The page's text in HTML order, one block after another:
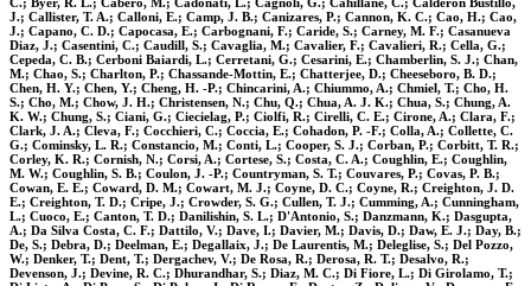
C.; Byer, R. L.; Cabero, M.; Cadonati, L.; Cagnoli, G.; Cahillane, C.; Calderon Bustillo,
J.; Callister, T. A.; Calloni, E.; Camp, J. B.; Canizares, P.; Cannon, K. C.; Cao, H.; Cao,
J.; Capano, C. D.; Capocasa, E.; Carbognani, F.; Caride, S.; Carney, M. F.; Casanueva
Diaz, J.; Casentini, C.; Caudill, S.; Cavaglia, M.; Cavalier, F.; Cavalieri, R.; Cella, G.;
Cepeda, C. B.; Cerboni Baiardi, L.; Cerretani, G.; Cesarini, E.; Chamberlin, S. J.; Chan,
M.; Chao, S.; Charlton, P.; Chassande-Mottin, E.; Chatterjee, D.; Cheeseboro, B. D.;
Chen, H. Y.; Chen, Y.; Cheng, H. -P.; Chincarini, A.; Chiummo, A.; Chmiel, T.; Cho, H.
S.; Cho, M.; Chow, J. H.; Christensen, N.; Chu, Q.; Chua, A. J. K.; Chua, S.; Chung, A.
K. W.; Chung, S.; Ciani, G.; Ciecielag, P.; Ciolfi, R.; Cirelli, C. E.; Cirone, A.; Clara, F.;
Clark, J. A.; Cleva, F.; Cocchieri, C.; Coccia, E.; Cohadon, P. -F.; Colla, A.; Collette, C.
G.; Cominsky, L. R.; Constancio, M.; Conti, L.; Cooper, S. J.; Corban, P.; Corbitt, T. R.;
Corley, K. R.; Cornish, N.; Corsi, A.; Cortese, S.; Costa, C. A.; Coughlin, E.; Coughlin,
M. W.; Coughlin, S. B.; Coulon, J. -P.; Countryman, S. T.; Couvares, P.; Covas, P. B.;
Cowan, E. E.; Coward, D. M.; Cowart, M. J.; Coyne, D. C.; Coyne, R.; Creighton, J. D.
E.; Creighton, T. D.; Cripe, J.; Crowder, S. G.; Cullen, T. J.; Cumming, A.; Cunningham,
L.; Cuoco, E.; Canton, T. D.; Danilishin, S. L.; D'Antonio, S.; Danzmann, K.; Dasgupta,
A.; Da Silva Costa, C. F.; Dattilo, V.; Dave, I.; Davier, M.; Davis, D.; Daw, E. J.; Day, B.;
De, S.; Debra, D.; Deelman, E.; Degallaix, J.; De Laurentis, M.; Deleglise, S.; Del Pozzo,
W.; Denker, T.; Dent, T.; Dergachev, V.; De Rosa, R.; Derosa, R. T.; Desalvo, R.;
Devenson, J.; Devine, R. C.; Dhurandhar, S.; Diaz, M. C.; Di Fiore, L.; Di Girolamo, T.;